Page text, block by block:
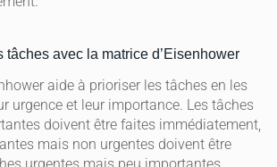
tâches avec la matrice d’Eisenhower
aide à prioriser les tâches en les
urgence et leur importance. Les tâches
doivent être faites immédiatement,
mais non urgentes doivent être